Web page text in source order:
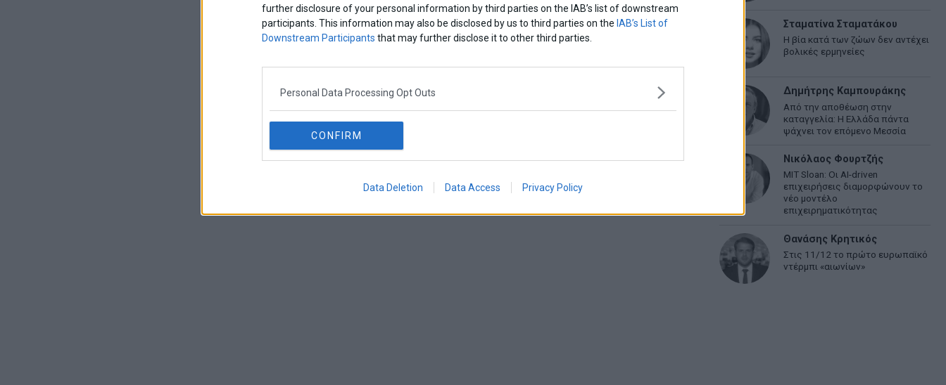
further disclosure of your personal information by third parties on the IAB’s list of downstream
participants. This information may also be disclosed by us to third parties on the IAB’s List of
Downstream Participants that may further disclose it to other third parties.
Personal Data Processing Opt Outs
CONFIRM
Data Deletion Data Access Privacy Policy
Σταματίνα Σταματάκου
Η βία κατά των ζώων δεν αντέχει
βολικές ερμηνείες
Δημήτρης Καμπουράκης
Από την αποθέωση στην
καταγγελία: Η Ελλάδα πάντα
ψάχνει τον επόμενο Μεσσία
Νικόλαος Φουρτζής
MIT Sloan: Οι AI-driven
επιχειρήσεις διαμορφώνουν το
νέο μοντέλο
επιχειρηματικότητας
Θανάσης Κρητικός
Στις 11/12 το πρώτο ευρωπαϊκό
ντέρμπι «αιωνίων»